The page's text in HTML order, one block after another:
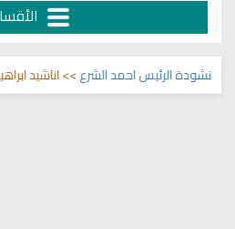
الرئيس احمد الشرع>> اناشيد ابراهيم